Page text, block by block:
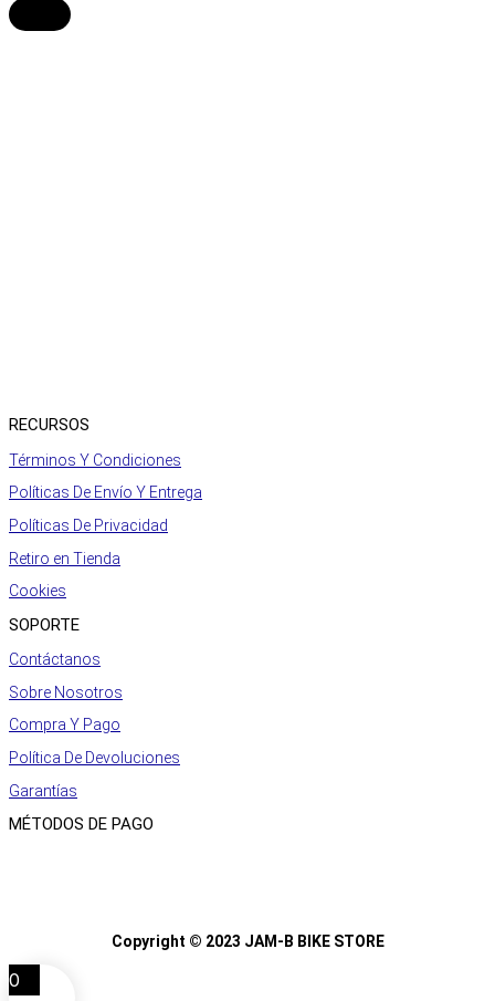
RECURSOS
Términos Y Condiciones
Políticas De Envío Y Entrega
Políticas De Privacidad
Retiro en Tienda
Cookies
SOPORTE
Contáctanos
Sobre Nosotros
Compra Y Pago
Política De Devoluciones
Garantías
MÉTODOS DE PAGO
Copyright © 2023 JAM-B BIKE STORE
0